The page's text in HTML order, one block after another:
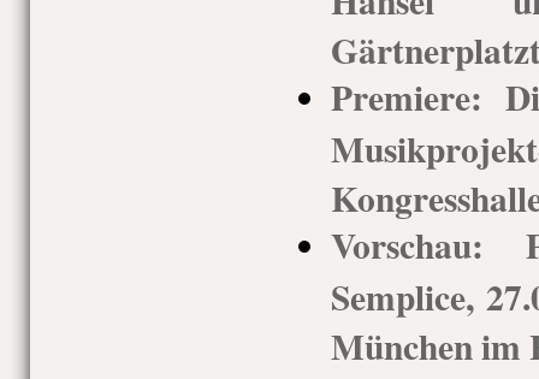
Premiere:
Vorschau:
Semplice,
München im